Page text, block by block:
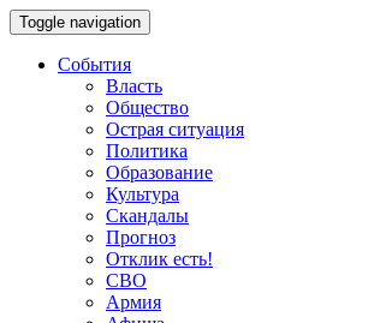
Toggle navigation
События
Власть
Общество
Острая ситуация
Политика
Образование
Культура
Скандалы
Прогноз
Отклик есть!
СВО
Армия